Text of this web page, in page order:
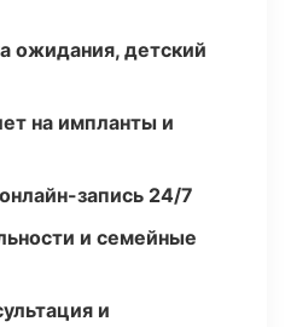
ожидания, детский
на импланты и
запись 24/7
и семейные
и